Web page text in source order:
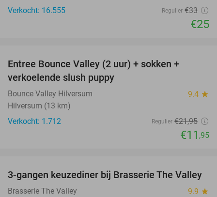
Verkocht: 16.555
Regulier €33
€25
Entree Bounce Valley (2 uur) + sokken +
verkoelende slush puppy
Bounce Valley Hilversum 9.4 star
Hilversum (13 km)
Verkocht: 1.712
Regulier €21,95
€11 ,95
42%
3-gangen keuzediner bij Brasserie The Valley
Brasserie The Valley 9.9 star